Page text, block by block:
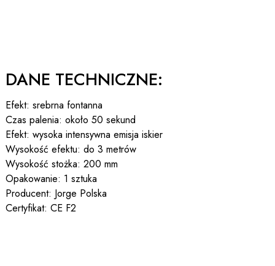
DANE TECHNICZNE:
Efekt: srebrna fontanna
Czas palenia: około 50 sekund
Efekt: wysoka intensywna emisja iskier
Wysokość efektu: do 3 metrów
Wysokość stożka: 200 mm
Opakowanie: 1 sztuka
Producent: Jorge Polska
Certyfikat: CE F2